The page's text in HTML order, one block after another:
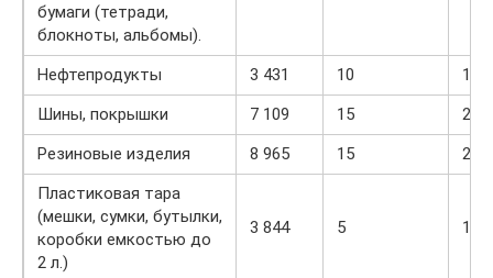
бумаги (тетради,
блокноты, альбомы).
Нефтепродукты 3 431 10
15
Шины, покрышки
7 109 15
20
Резиновые изделия
8 965 15
20
Пластиковая тара
(мешки, сумки, бутылки,
коробки емкостью до
2 л.)
3 844 5 10